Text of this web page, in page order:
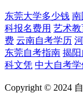
东莞大学多少钱 南
科报名费用 艺术教
费 云南自考学历
东莞自考指南 揭阳
科文凭 中大自考
Copyright © 2024